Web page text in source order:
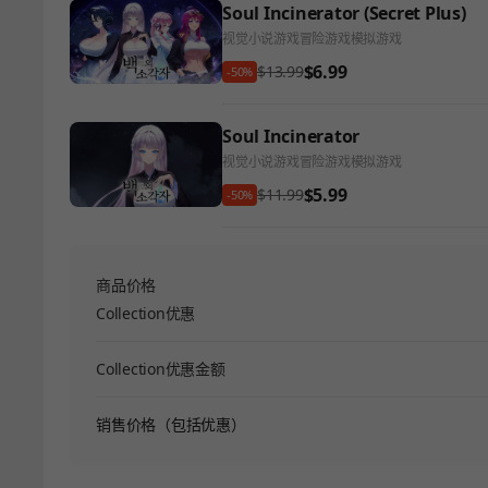
Soul Incinerator (Secret Plus)
视觉小说游戏冒险游戏模拟游戏
-50% $13.99$6.99
Soul Incinerator
视觉小说游戏冒险游戏模拟游戏
-50% $11.99$5.99
商品价格
Collection优惠
Collection优惠金额
销售价格（包括优惠）